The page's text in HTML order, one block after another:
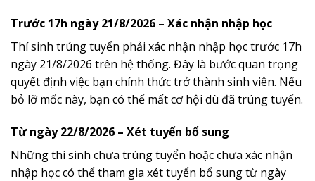
Trước 17h ngày 21/8/2026 – Xác nhận nhập học
Thí sinh trúng tuyển phải xác nhận nhập học trước 17h
ngày 21/8/2026 trên hệ thống. Đây là bước quan trọng
quyết định việc bạn chính thức trở thành sinh viên. Nếu
bỏ lỡ mốc này, bạn có thể mất cơ hội dù đã trúng tuyển.
Từ ngày 22/8/2026 – Xét tuyển bổ sung
Những thí sinh chưa trúng tuyển hoặc chưa xác nhận
nhập học có thể tham gia xét tuyển bổ sung từ ngày